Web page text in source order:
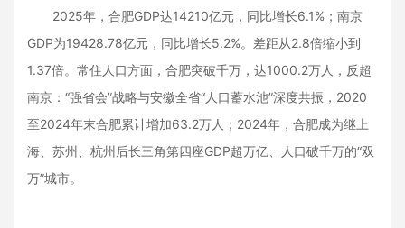
2025年，合肥GDP达14210亿元，同比增长6.1%；南京
GDP为19428.78亿元，同比增长5.2%。差距从2.8倍缩小到
1.37倍。常住人口方面，合肥突破千万，达1000.2万人，反超
南京：“强省会”战略与安徽全省“人口蓄水池”深度共振，2020
至2024年末合肥累计增加63.2万人；2024年，合肥成为继上
海、苏州、杭州后长三角第四座GDP超万亿、人口破千万的“双
万”城市。